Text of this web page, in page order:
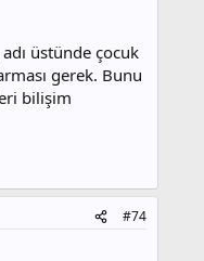
üstünde çocuk
gerek. Bunu
bilişim
#74